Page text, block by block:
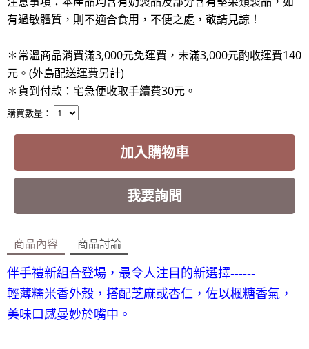
有過敏體質，則不適合食用，不便之處，敬請見諒！
✽常溫商品消費滿3,000元免運費，未滿3,000元酌收運費140
元。(外島配送運費另計)
✽貨到付款：宅急便收取手續費30元 。
購買數量：
加入購物車
我要詢問
商品內容 商品討論
伴手禮新組合登場，最令人注目的新選擇‑‑‑‑‑‑
輕薄糯米香外殼，搭配芝麻或杏仁，佐以楓糖香氣，
美味口感曼妙於嘴中。